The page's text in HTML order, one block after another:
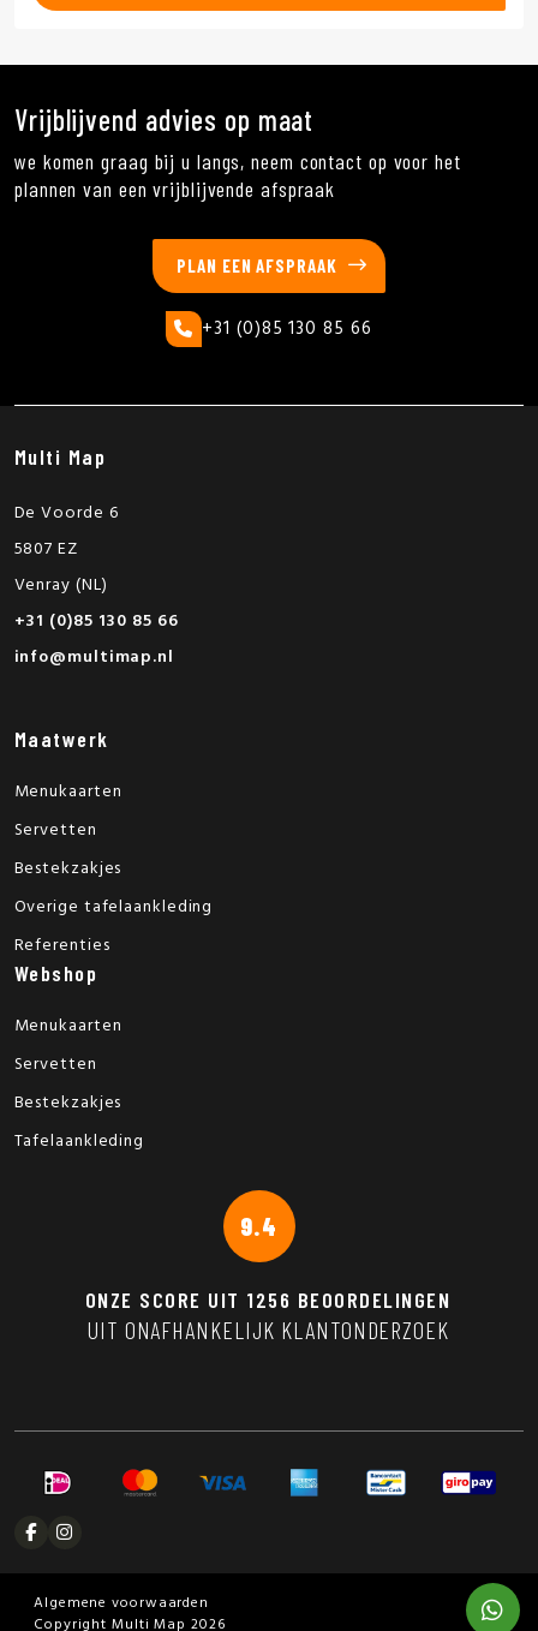
Vrijblijvend advies op maat
we komen graag bij u langs, neem contact op voor het
plannen van een vrijblijvende afspraak
PLAN EEN AFSPRAAK
+31 (0)85 130 85 66
Multi Map
De Voorde 6
5807 EZ
Venray (NL)
+31 (0)85 130 85 66
info@multimap.nl
Maatwerk
Menukaarten
Servetten
Bestekzakjes
Overige tafelaankleding
Referenties
Webshop
Menukaarten
Servetten
Bestekzakjes
Tafelaankleding
9.4
ONZE SCORE UIT 1256 BEOORDELINGEN
UIT ONAFHANKELIJK KLANTONDERZOEK
Algemene voorwaarden
Copyright Multi Map 2026